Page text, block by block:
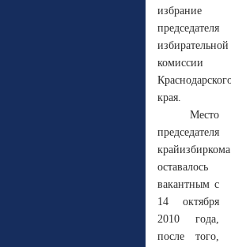
избрание
председателя
избирательной
комиссии
края.
Место
председателя
крайизбиркома
оставалось
вакантным с
14 октября
2010 года,
после того,